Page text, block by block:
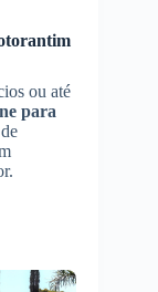
ou até
para